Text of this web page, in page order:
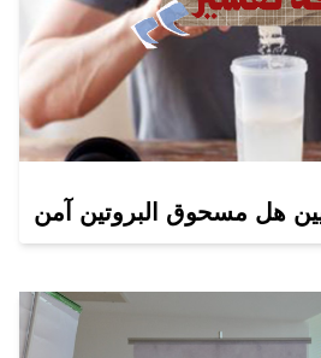
هل مسحوق البروتين آمن